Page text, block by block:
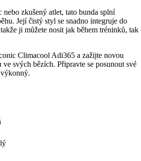
zkušený atlet, tato bunda splní
Její čistý styl se snadno integruje do
ji můžete nosit jak během tréninků, tak
Climacool Adi365 a zažijte novou
svých bězích. Připravte se posunout své